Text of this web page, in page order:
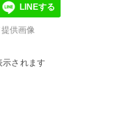
LINEする
供画像
示されます